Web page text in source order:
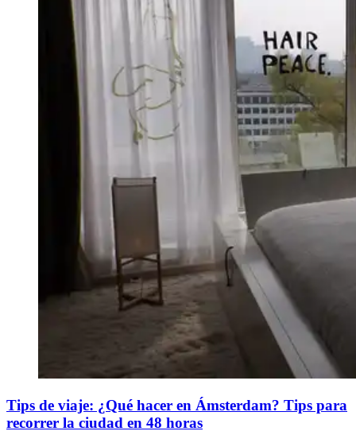
Tips de viaje: ¿Qué hacer en Ámsterdam? Tips para
recorrer la ciudad en 48 horas